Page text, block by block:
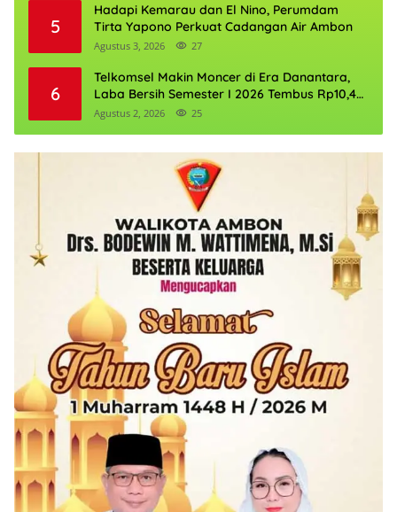
5
Hadapi Kemarau dan El Nino, Perumdam
Tirta Yapono Perkuat Cadangan Air Ambon
Agustus 3, 2026 27
6
Telkomsel Makin Moncer di Era Danantara,
Laba Bersih Semester I 2026 Tembus Rp10,4
Triliun
Agustus 2, 2026 25